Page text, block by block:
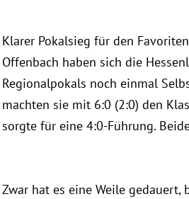
Klarer Pokalsieg für den
Offenbach haben sich die
Regionalpokals noch einmal
machten sie mit 6:0 (2:0) den
sorgte für eine 4:0-Führung.
Zwar hat es eine Weile